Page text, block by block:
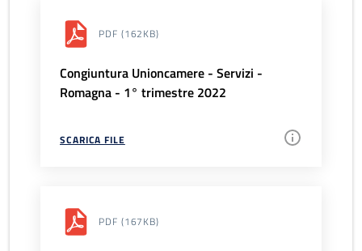
PDF (162KB)
Congiuntura Unioncamere - Servizi -
Romagna - 1° trimestre 2022
SCARICA FILE
PDF (167KB)